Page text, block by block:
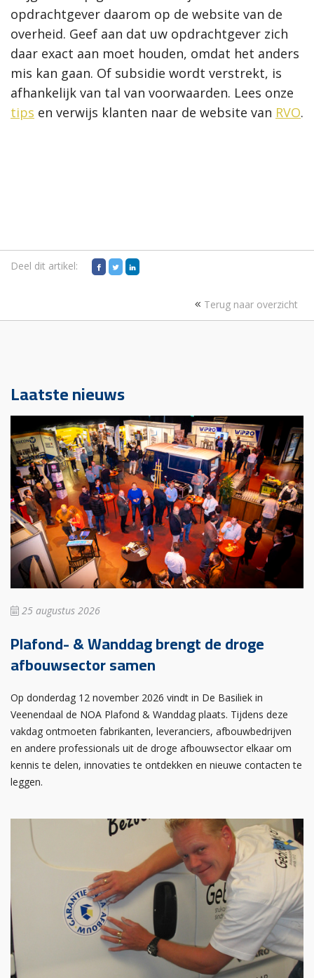
opdrachtgever daarom op de website van de
overheid. Geef aan dat uw opdrachtgever zich
daar exact aan moet houden, omdat het anders
mis kan gaan. Of subsidie wordt verstrekt, is
afhankelijk van tal van voorwaarden. Lees onze
tips en verwijs klanten naar de website van RVO.
Deel dit artikel:
Terug naar overzicht
Laatste nieuws
25 augustus 2026
Plafond- & Wanddag brengt de droge
afbouwsector samen
Op donderdag 12 november 2026 vindt in De Basiliek in
Veenendaal de NOA Plafond & Wanddag plaats. Tijdens deze
vakdag ontmoeten fabrikanten, leveranciers, afbouwbedrijven
en andere professionals uit de droge afbouwsector elkaar om
kennis te delen, innovaties te ontdekken en nieuwe contacten te
leggen.